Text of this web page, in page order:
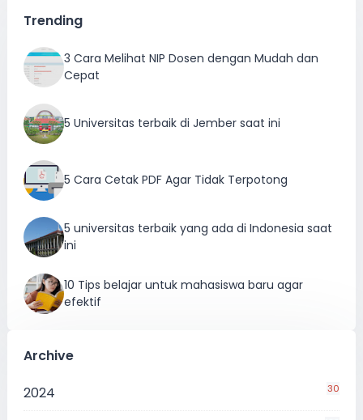
Trending
3 Cara Melihat NIP Dosen dengan Mudah dan
Cepat
5 Universitas terbaik di Jember saat ini
5 Cara Cetak PDF Agar Tidak Terpotong
5 universitas terbaik yang ada di Indonesia saat
ini
10 Tips belajar untuk mahasiswa baru agar
efektif
Archive
2024
30